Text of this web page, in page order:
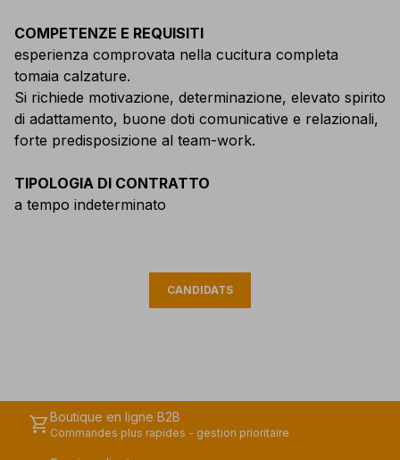
COMPETENZE E REQUISITI
esperienza comprovata nella cucitura completa
tomaia calzature.
Si richiede motivazione, determinazione, elevato spirito
di adattamento, buone doti comunicative e relazionali,
forte predisposizione al team-work.
TIPOLOGIA DI CONTRATTO
a tempo indeterminato
CANDIDATS
shopping_cartBoutique en ligne B2B
Commandes plus rapides - gestion prioritaire